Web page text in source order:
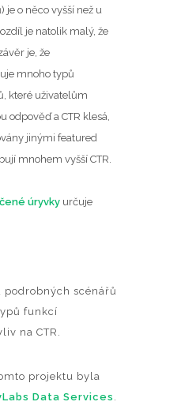
je o něco vyšší než u
je natolik malý, že
je, že
mnoho typů
které uživatelům
odpověď a CTR klesá,
jinými featured
mnohem vyšší CTR.
úryvky určuje
podrobných scénářů
funkcí
na CTR.
projektu byla
Data Services.